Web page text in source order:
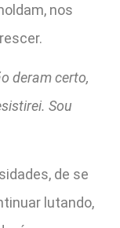
nos
deram certo,
Sou
de se
lutando,